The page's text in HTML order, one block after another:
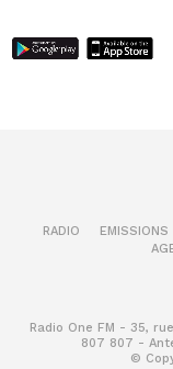
RADIO EMISSIONS
Radio One FM - 35,
807 807 -
©